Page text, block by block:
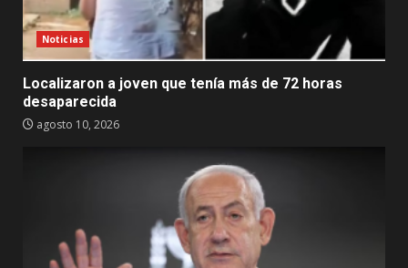
Noticias
Localizaron a joven que tenía más de 72 horas
desaparecida
agosto 10, 2026